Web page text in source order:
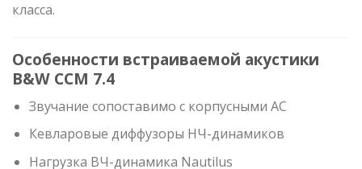
класса.
Особенности встраиваемой акустики
B&W CCM 7.4
Звучание сопоставимо с корпусными АС
Кевларовые диффузоры НЧ-динамиков
Нагрузка ВЧ-динамика Nautilus